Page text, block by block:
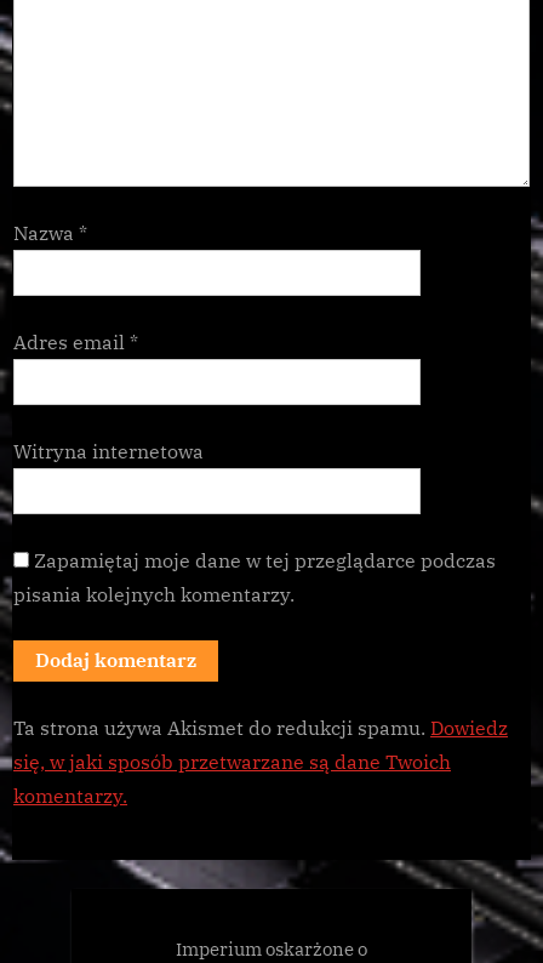
Nazwa *
Adres email *
Witryna internetowa
Zapamiętaj moje dane w tej przeglądarce podczas
pisania kolejnych komentarzy.
Ta strona używa Akismet do redukcji spamu. Dowiedz
się, w jaki sposób przetwarzane są dane Twoich
komentarzy.
Imperium oskarżone o